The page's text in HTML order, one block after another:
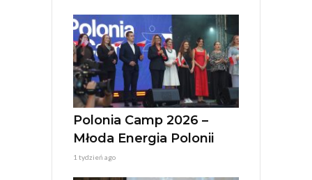
Polonia Camp 2026 –
Młoda Energia Polonii
1 tydzień ago